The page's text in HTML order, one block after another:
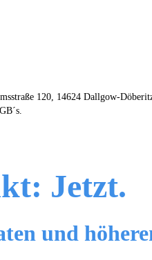
120, 14624 Dallgow-
Jetzt.
und